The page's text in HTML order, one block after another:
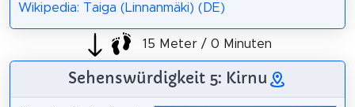
Wikipedia: Taiga (Linnanmäki) (DE)
15 Meter / 0 Minuten
Sehenswürdigkeit 5: Kirnu